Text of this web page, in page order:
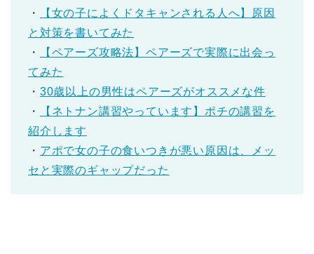
・
【女の子によくドタキャンされる人へ】原因
と対策を書いてみた
・
【ペアーズ攻略法】ペアーズで実際に出会っ
てみた
・ 30歳以上の男性はペアーズがオススメな件
・
【ネトナン講習やっています】ポチの講習を
紹介します
・ アポで女の子の食いつきが悪い原因は、メッ
セと実際のギャップだった